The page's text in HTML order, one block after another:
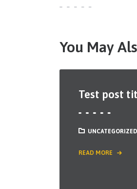
You May
Test post
UNCATEGORIZED
READ MORE